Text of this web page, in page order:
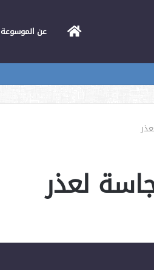
الرئيسيةعن الموسوعة
لعذر